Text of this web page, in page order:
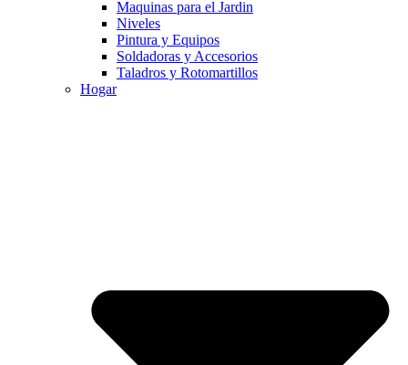
Maquinas para el Jardin
Niveles
Pintura y Equipos
Soldadoras y Accesorios
Taladros y Rotomartillos
Hogar